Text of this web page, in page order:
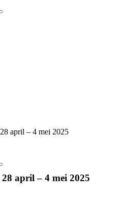
april – 4 mei 2025
april – 4 mei 2025